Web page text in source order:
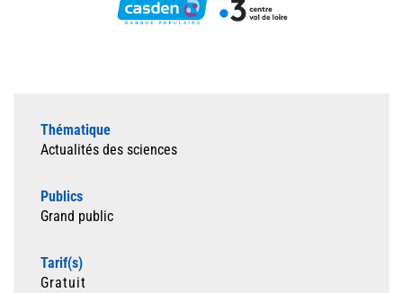
Thématique
Actualités des sciences
Publics
Grand public
Tarif(s)
Gratuit